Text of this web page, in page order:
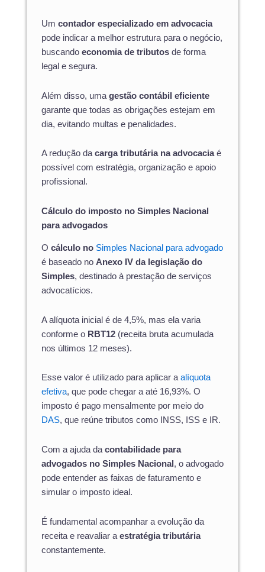
Um contador especializado em advocacia
pode indicar a melhor estrutura para o negócio,
buscando economia de tributos de forma
legal e segura.
Além disso, uma gestão contábil eficiente
garante que todas as obrigações estejam em
dia, evitando multas e penalidades.
A redução dacarga tributária na advocaciaé
possível com estratégia, organização e apoio
profissional.
Cálculo do imposto no Simples Nacional
para advogados
O cálculo no Simples Nacional para advogado
é baseado no Anexo IV da legislação do
Simples, destinado à prestação de serviços
advocatícios.
A alíquota inicial é de 4,5%, mas ela varia
conforme o RBT12 (receita bruta acumulada
nos últimos 12 meses).
Esse valor é utilizado para aplicar aalíquota
efetiva, que pode chegar a até 16,93%. O
imposto é pago mensalmente por meio do
DAS, que reúne tributos como INSS, ISS e IR.
Com a ajuda da contabilidade para
advogados no Simples Nacional , o advogado
pode entender as faixas de faturamento e
simular o imposto ideal.
É fundamental acompanhar a evolução da
receita e reavaliar a estratégia tributária
constantemente.